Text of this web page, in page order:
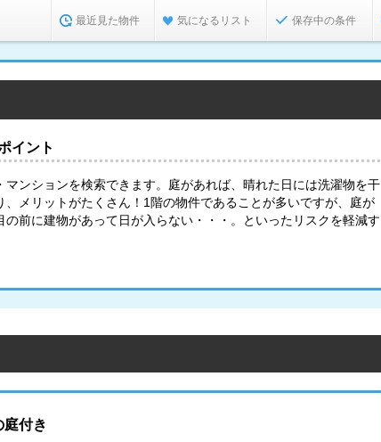
最近見た物件 気になるリスト 保存中の条件
イント
マンションを検索できます。庭があれば、晴れた日には洗濯物を干
、メリットがたくさん！1階の物件であることが多いですが、庭が
の前に建物があって日が入らない・・・。といったリスクを軽減す
庭付き